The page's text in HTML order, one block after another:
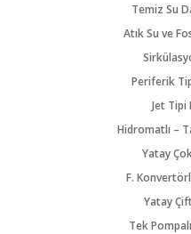
Temiz Su
Atık Su ve
Periferik
Jet
Hidromatlı –
Yatay
F.
Yatay
Tek